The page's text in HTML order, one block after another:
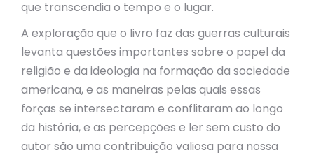
que transcendia o tempo e o lugar.
A exploração que o livro faz das guerras culturais
levanta questões importantes sobre o papel da
religião e da ideologia na formação da sociedade
americana, e as maneiras pelas quais essas
forças se intersectaram e conflitaram ao longo
da história, e as percepções e ler sem custo do
autor são uma contribuição valiosa para nossa